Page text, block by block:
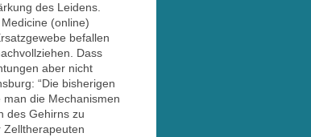
des Leidens.
(online)
befallen
Dass
aber nicht
“Die bisherigen
die Mechanismen
des Gehirns zu
Zelltherapeuten